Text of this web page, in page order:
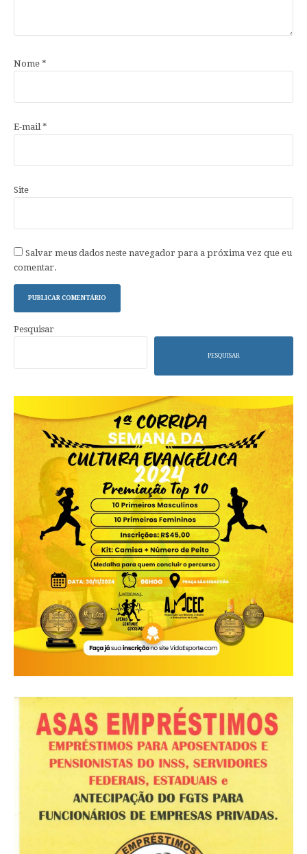
Nome *
E-mail*
Site
Salvar meus dados neste navegador para a próxima vez que eu
comentar.
Pesquisar
PESQUISAR